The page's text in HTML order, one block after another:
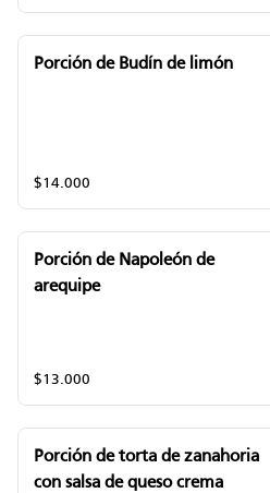
Porción de Budín de limón
$14.000
Porción de Napoleón de
arequipe
$13.000
Porción de torta de zanahoria
con salsa de queso crema